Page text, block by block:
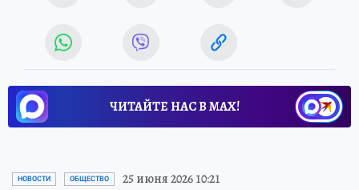
ЧИТАЙТЕ НАС В МАХ!
НОВОСТИ ОБЩЕСТВО 25 июня 2026 10:21